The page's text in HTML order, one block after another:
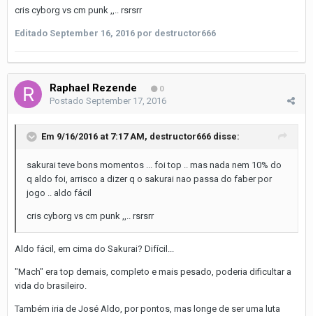
cris cyborg vs cm punk ,,.. rsrsrr
Editado September 16, 2016 por destructor666
Raphael Rezende 0
Postado September 17, 2016
Em 9/16/2016 at 7:17 AM, destructor666 disse:
sakurai teve bons momentos ... foi top .. mas nada nem 10% do
q aldo foi, arrisco a dizer q o sakurai nao passa do faber por
jogo .. aldo fácil
cris cyborg vs cm punk ,,.. rsrsrr
Aldo fácil, em cima do Sakurai? Difícil...
"Mach" era top demais, completo e mais pesado, poderia dificultar a
vida do brasileiro.
Também iria de José Aldo, por pontos, mas longe de ser uma luta